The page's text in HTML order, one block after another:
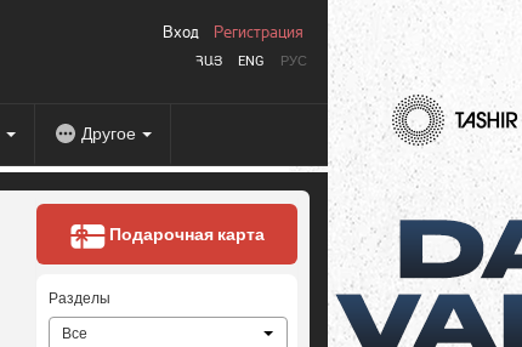
ՀԱՅ ENG РУС
Вход Регистрация
Другое
Подарочная карта
Разделы
Все